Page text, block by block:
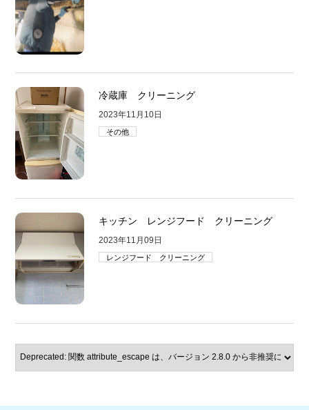
冷蔵庫 クリーニング
2023年11月10日
その他
キッチン レンジフード クリーニング
2023年11月09日
レンジフード クリーニング